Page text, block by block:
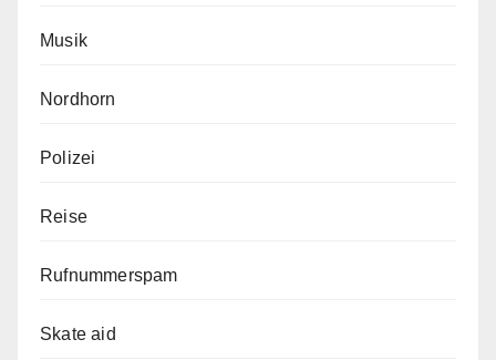
Musik
Nordhorn
Polizei
Reise
Rufnummerspam
Skate aid